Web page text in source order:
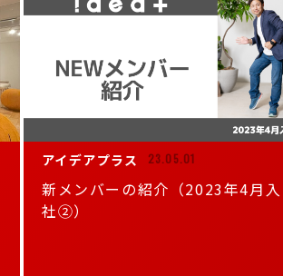
アイデアプラス 23.05.01
新メンバーの紹介（2023年4月入
社②）